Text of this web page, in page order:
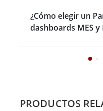
¿Cómo elegir un
dashboards MES y
PRODUCTOS